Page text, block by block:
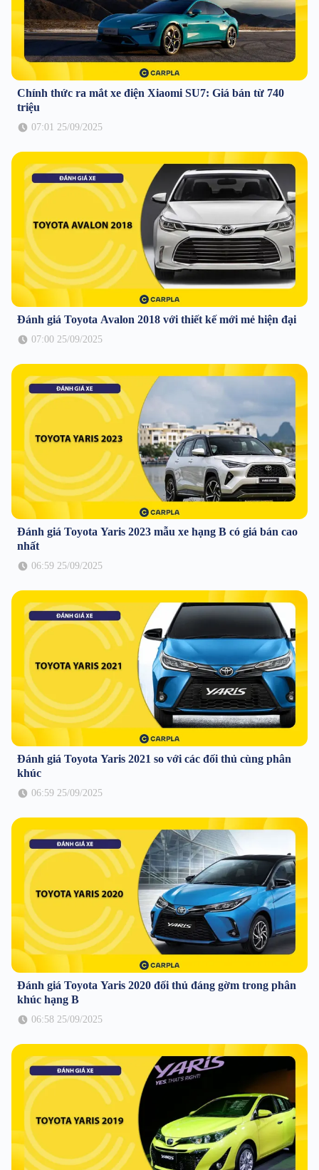
Chính thức ra mắt xe điện Xiaomi SU7: Giá bán từ 740
triệu
07:01 25/09/2025
Đánh giá Toyota Avalon 2018 với thiết kế mới mẻ hiện đại
07:00 25/09/2025
Đánh giá Toyota Yaris 2023 mẫu xe hạng B có giá bán cao
nhất
06:59 25/09/2025
Đánh giá Toyota Yaris 2021 so với các đối thủ cùng phân
khúc
06:59 25/09/2025
Đánh giá Toyota Yaris 2020 đối thủ đáng gờm trong phân
khúc hạng B
06:58 25/09/2025